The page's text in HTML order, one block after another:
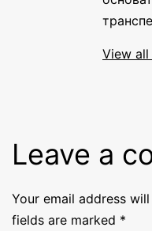
View
Leave a
Your email address
fields are marked *